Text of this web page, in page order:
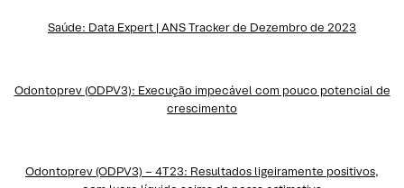
Saúde: Data Expert | ANS Tracker de Dezembro de 2023
Odontoprev (ODPV3): Execução impecável com pouco potencial de
crescimento
Odontoprev (ODPV3) – 4T23: Resultados ligeiramente positivos,